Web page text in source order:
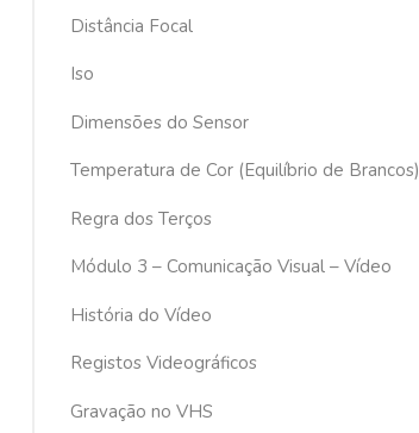
Distância Focal
Iso
Dimensões do Sensor
Temperatura de Cor (Equilíbrio de Brancos)
Regra dos Terços
Módulo 3 – Comunicação Visual – Vídeo
História do Vídeo
Registos Videográficos
Gravação no VHS